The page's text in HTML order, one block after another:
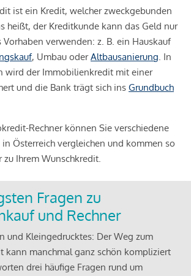
ist ein Kredit, welcher zweckgebunden
heißt, der Kreditkunde kann das Geld nur
verwenden: z. B. ein Hauskauf
, Umbau oderAltbausanierung. In
wird der Immobilienkredit mit einer
und die Bank trägt sich ins Grundbuch
Rechner können Sie verschiedene
Österreich vergleichen und kommen so
zu Ihrem Wunschkredit.
Fragen zu
und Rechner
und Kleingedrucktes: Der Weg zum
kann manchmal ganz schön kompliziert
drei häufige Fragen rund um